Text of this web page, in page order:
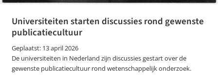
Universiteiten starten discussies rond gewenste
publicatiecultuur
Geplaatst: 13 april 2026
De universiteiten in Nederland zijn discussies gestart over de
gewenste publicatiecultuur rond wetenschappelijk onderzoek.